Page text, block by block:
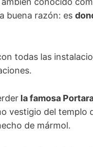
buena razón: es
todas las
la famosa
vestigio del templo
de mármol.